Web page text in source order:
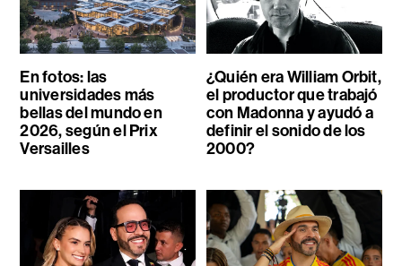
En fotos: las
universidades más
bellas del mundo en
2026, según el Prix
Versailles
¿Quién era William Orbit,
el productor que trabajó
con Madonna y ayudó a
definir el sonido de los
2000?